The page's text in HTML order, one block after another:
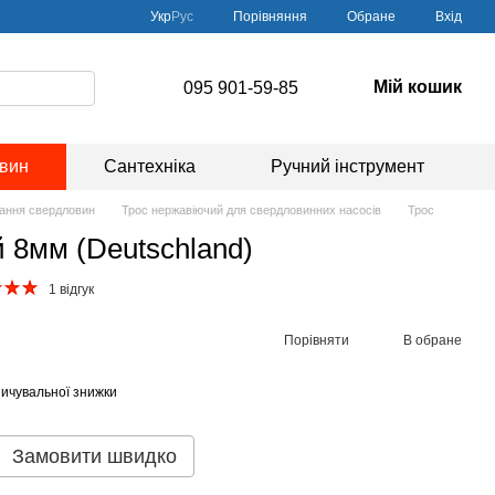
УкрРус Порівняння Обране Вхід
095 901-59-85 Мій кошик
Сантехніка Ручний інструмент
свердловин Трос нержавіючий для свердловинних насосів Трос
8мм (Deutschland)
1 відгук
Порівняти В обране
знижки
Замовити швидко